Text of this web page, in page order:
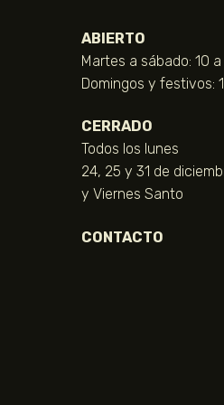
ABIERTO
Martes a sábado: 10 a
Domingos y festivos:
CERRADO
Todos los lunes
24, 25 y 31 de
y Viernes Santo
CONTACTO